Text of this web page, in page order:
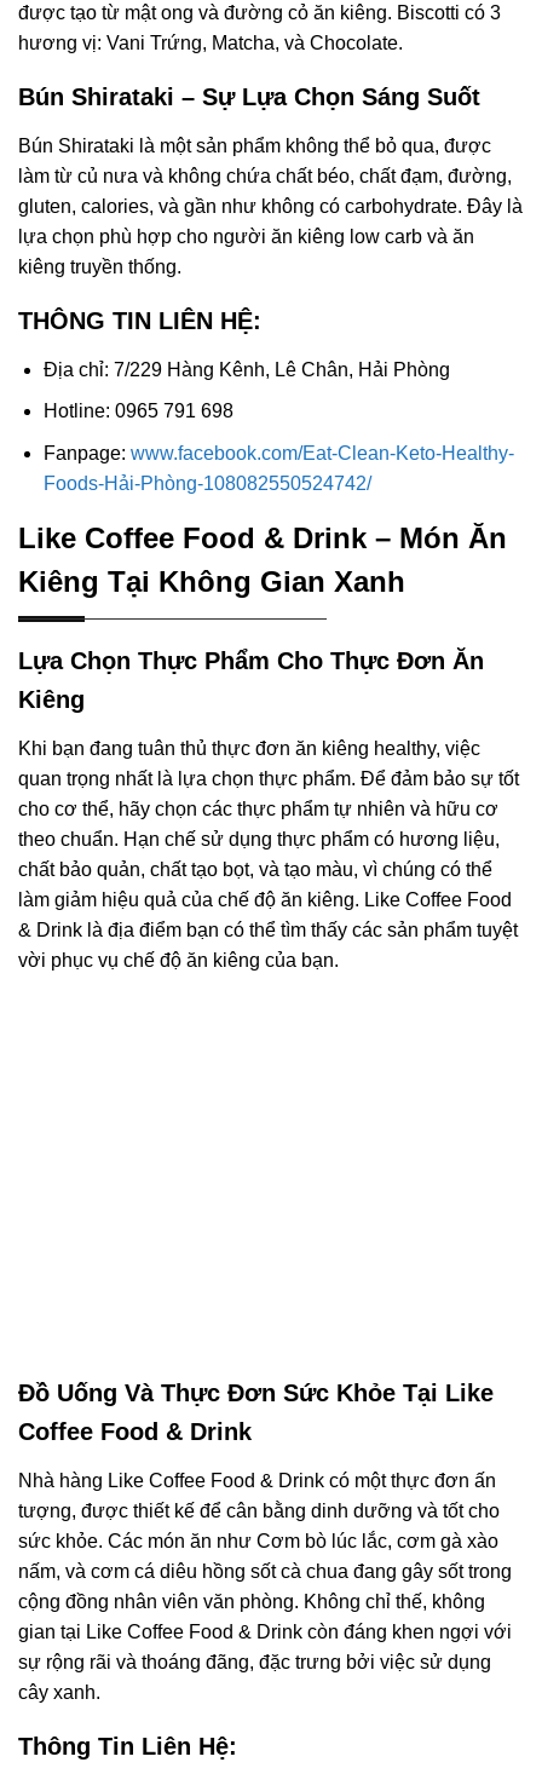
được tạo từ mật ong và đường cỏ ăn kiêng. Biscotti có 3
hương vị: Vani Trứng, Matcha, và Chocolate.
Bún Shirataki – Sự Lựa Chọn Sáng Suốt
Bún Shirataki là một sản phẩm không thể bỏ qua, được
làm từ củ nưa và không chứa chất béo, chất đạm, đường,
gluten, calories, và gần như không có carbohydrate. Đây là
lựa chọn phù hợp cho người ăn kiêng low carb và ăn
kiêng truyền thống.
THÔNG TIN LIÊN HỆ:
Địa chỉ: 7/229 Hàng Kênh, Lê Chân, Hải Phòng
Hotline: 0965 791 698
Fanpage: www.facebook.com/Eat-Clean-Keto-Healthy-
Foods-Hải-Phòng-108082550524742/
Like Coffee Food & Drink – Món Ăn
Kiêng Tại Không Gian Xanh
Lựa Chọn Thực Phẩm Cho Thực Đơn Ăn
Kiêng
Khi bạn đang tuân thủ thực đơn ăn kiêng healthy, việc
quan trọng nhất là lựa chọn thực phẩm. Để đảm bảo sự tốt
cho cơ thể, hãy chọn các thực phẩm tự nhiên và hữu cơ
theo chuẩn. Hạn chế sử dụng thực phẩm có hương liệu,
chất bảo quản, chất tạo bọt, và tạo màu, vì chúng có thể
làm giảm hiệu quả của chế độ ăn kiêng. Like Coffee Food
& Drink là địa điểm bạn có thể tìm thấy các sản phẩm tuyệt
vời phục vụ chế độ ăn kiêng của bạn.
Đồ Uống Và Thực Đơn Sức Khỏe Tại Like
Coffee Food & Drink
Nhà hàng Like Coffee Food & Drink có một thực đơn ấn
tượng, được thiết kế để cân bằng dinh dưỡng và tốt cho
sức khỏe. Các món ăn như Cơm bò lúc lắc, cơm gà xào
nấm, và cơm cá diêu hồng sốt cà chua đang gây sốt trong
cộng đồng nhân viên văn phòng. Không chỉ thế, không
gian tại Like Coffee Food & Drink còn đáng khen ngợi với
sự rộng rãi và thoáng đãng, đặc trưng bởi việc sử dụng
cây xanh.
Thông Tin Liên Hệ: